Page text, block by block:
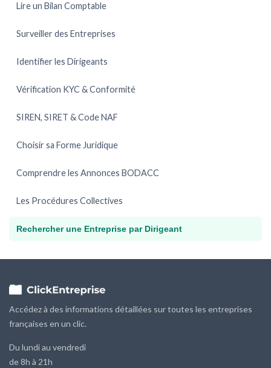
Lire un Bilan Comptable
Surveiller des Entreprises
Identifier les Dirigeants
Vérification KYC & Conformité
SIREN, SIRET & Code NAF
Choisir sa Forme Juridique
Comprendre les Annonces BODACC
Les Procédures Collectives
Rechercher une Entreprise par Dirigeant
Accédez à des informations détaillées sur toutes les entreprises
françaises en un clic.
Du lundi au vendredi
de 8h à 21h